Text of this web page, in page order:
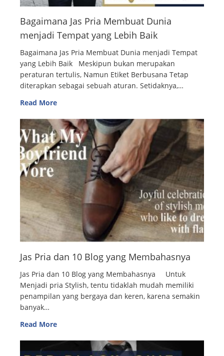
Bagaimana Jas Pria Membuat Dunia
menjadi Tempat yang Lebih Baik
Bagaimana Jas Pria Membuat Dunia menjadi Tempat
yang Lebih Baik Meskipun bukan merupakan
peraturan tertulis, Namun Etiket Berbusana Tetap
diterapkan sebagai sebuah aturan. Setidaknya,…
Read More
Jas Pria dan 10 Blog yang Membahasnya
Jas Pria dan 10 Blog yang Membahasnya Untuk
Menjadi pria Stylish, tentu tidaklah mudah memiliki
penampilan yang bergaya dan keren, karena semakin
banyak…
Read More